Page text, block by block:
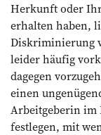
Herkunft oder
erhalten haben,
Diskriminierung
leider häufig
dagegen
einen
Arbeitgeberin im
festlegen, mit